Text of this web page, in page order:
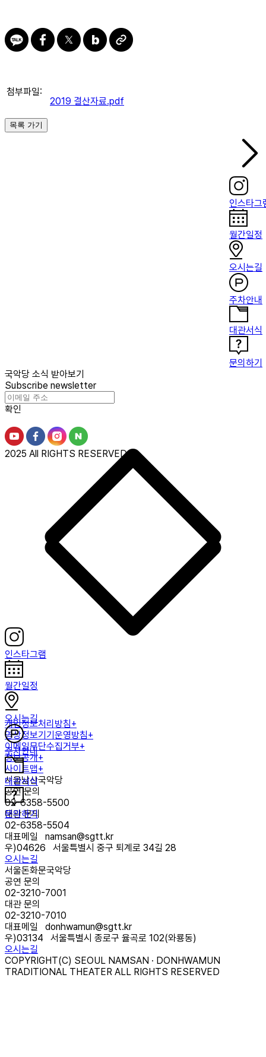
첨부파일:
2019 결산자료.pdf
목록 가기
인스타그
월간일정
오시는길
주차안내
대관서식
문의하기
인스타그램
월간일정
오시는길
주차안내
대관서식
문의하기
국악당 소식 받아보기
Subscribe newsletter
확인
2025 All RIGHTS RESERVED.
개인정보처리방침+
영상정보기기운영방침+
이메일무단수집거부+
정보공개+
사이트맵+
서울남산국악당
공연 문의
02-6358-5500
대관 문의
02-6358-5504
대표메일 namsan@sgtt.kr
우)04626
서울특별시 중구 퇴계로 34길 28
오시는길
서울돈화문국악당
공연 문의
02-3210-7001
대관 문의
02-3210-7010
대표메일 donhwamun@sgtt.kr
우)03134
서울특별시 종로구 율곡로 102(와룡동)
오시는길
COPYRIGHT(C) SEOUL NAMSAN · DONHWAMUN
TRADITIONAL THEATER ALL RIGHTS RESERVED